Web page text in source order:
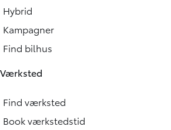
Hybrid
Kampagner
Find bilhus
Værksted
Find værksted
Book værkstedstid